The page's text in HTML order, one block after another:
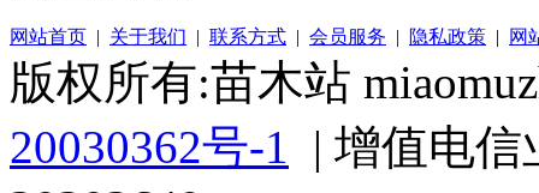
网站首页 | 关于我们 | 联系方式 | 会员服务 | 隐私政策 | 网
版权所有:苗木站
20030362号-1 | 增值电